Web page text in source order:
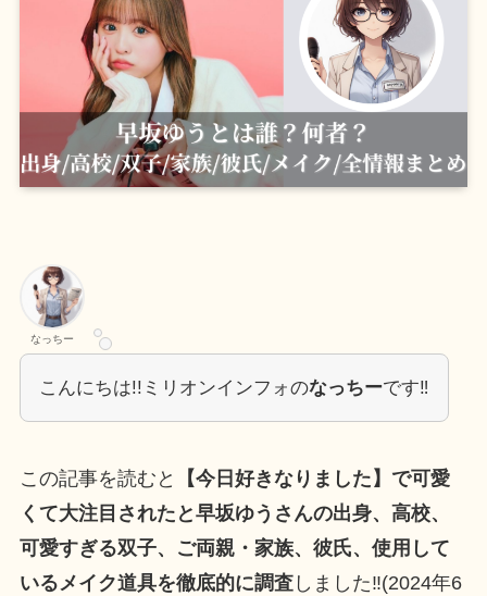
なっちー
こんにちは!!ミリオンインフォのなっちーです‼
この記事を読むと
【今日好きなりました】で可愛
くて大注目されたと早坂ゆうさんの出身、高校、
可愛すぎる双子、ご両親・家族、彼氏、使用して
いるメイク道具を徹底的に調査しました‼(2024年6